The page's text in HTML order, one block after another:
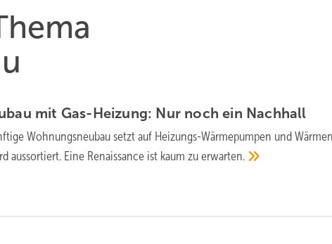
mit Gas-Heizung: Nur noch ein Nachhall
Wohnungs­neubau setzt auf Heizungs-Wärme­pumpen und
aussortiert. Eine Renais­sance ist kaum zuerwarten.